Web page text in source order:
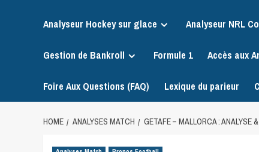
Analyseur Hockey sur glace Analyseur NRL
Gestion de Bankroll Formule 1 Accès aux
Foire Aux Questions (FAQ) Lexique du parieur
HOME ANALYSES MATCH GETAFE – MALLORCA : ANALYSE